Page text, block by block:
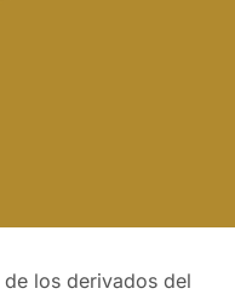
los derivados del